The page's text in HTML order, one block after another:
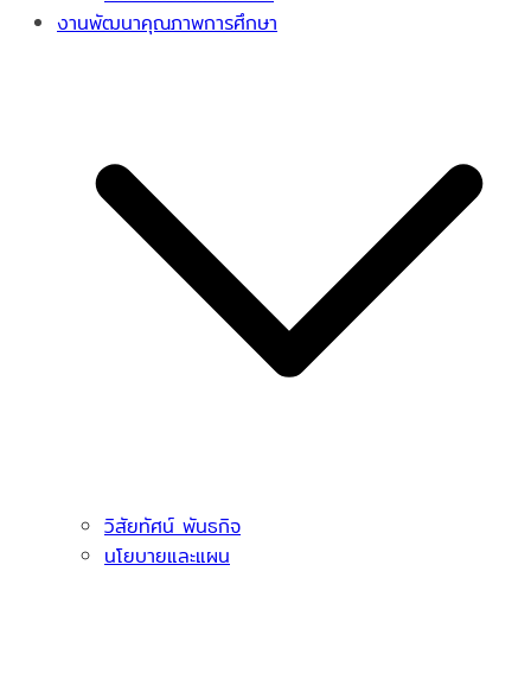
งานพัฒนาคุณภาพการศึกษา
วิสัยทัศน์ พันธกิจ
นโยบายและแผน